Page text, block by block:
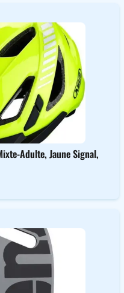
Adulte, Jaune Signal,